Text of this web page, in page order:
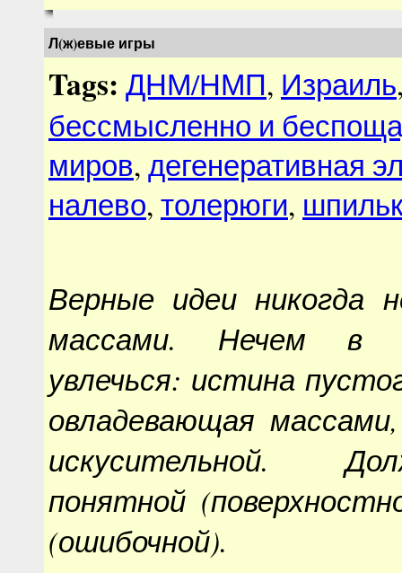
Л(ж)евые игры
Tags: ДНМ/НМП, Израиль
бессмысленно и
миров, дегенеративная
налево, толерюги,
Верные идеи никогда
массами. Нечем в
увлечься: истина
овладевающая
искусительной.
понятной
(ошибочной).